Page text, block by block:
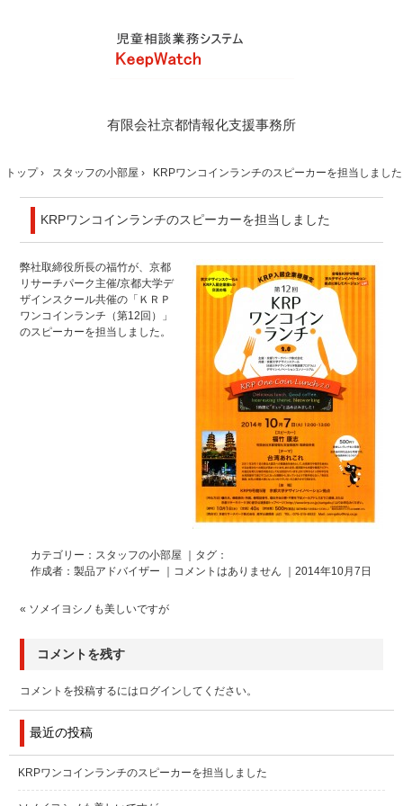
有限会社京都情報化支援事務所
トップ› スタッフの小部屋 › KRPワンコインランチのスピーカーを担当しました
KRPワンコインランチのスピーカーを担当しました
弊社取締役所長の福竹が、京都
リサーチパーク主催/京都大学デ
ザインスクール共催の「ＫＲＰ
ワンコインランチ（第12回）」
のスピーカーを担当しました。
カテゴリー： スタッフの小部屋 ｜タグ：
作成者：製品アドバイザー ｜ コメントはありません ｜2014年10月7日
« ソメイヨシノも美しいですが
コメントを残す
コメントを投稿するには ログイン してください。
最近の投稿
KRPワンコインランチのスピーカーを担当しました